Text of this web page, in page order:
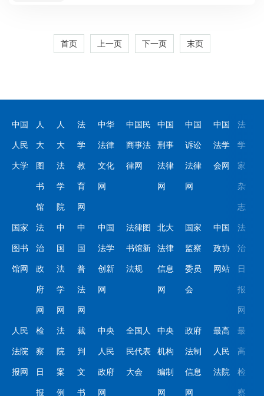
首页 上一页 下一页 末页
中国
人民
大学
人
大
图
书
馆
人
大
法
学
院
法
学
教
育
网
中华
法律
文化
网
中国民
商事法
律网
中国
刑事
法律
网
中国
诉讼
法律
网
中国
法学
会网
法
学
家
杂
志
国家
图书
馆网
法
治
政
府
网
中
国
法
学
网
中
国
普
法
网
中国
法学
创新
网
法律图
书馆新
法规
北大
法律
信息
网
国家
监察
委员
会
中国
政协
网站
法
治
日
报
网
人民
法院
报网
检
察
日
报
法
院
案
例
裁
判
文
书
中央
人民
政府
网
全国人
民代表
大会
中央
机构
编制
网
政府
法制
信息
网
最高
人民
法院
最
高
检
察